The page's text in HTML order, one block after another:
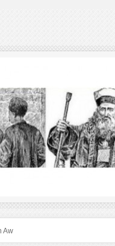
Aw